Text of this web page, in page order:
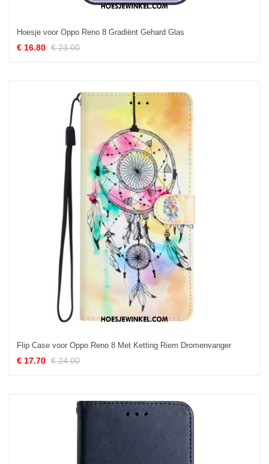
Hoesje voor Oppo Reno 8 Gradiënt Gehard Glas
€ 16.80 € 23.00
Flip Case voor Oppo Reno 8 Met Ketting Riem Dromenvanger
€ 17.70 € 24.00